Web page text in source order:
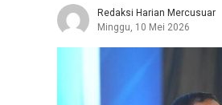
Redaksi Harian Mercusuar
Minggu, 10 Mei 2026